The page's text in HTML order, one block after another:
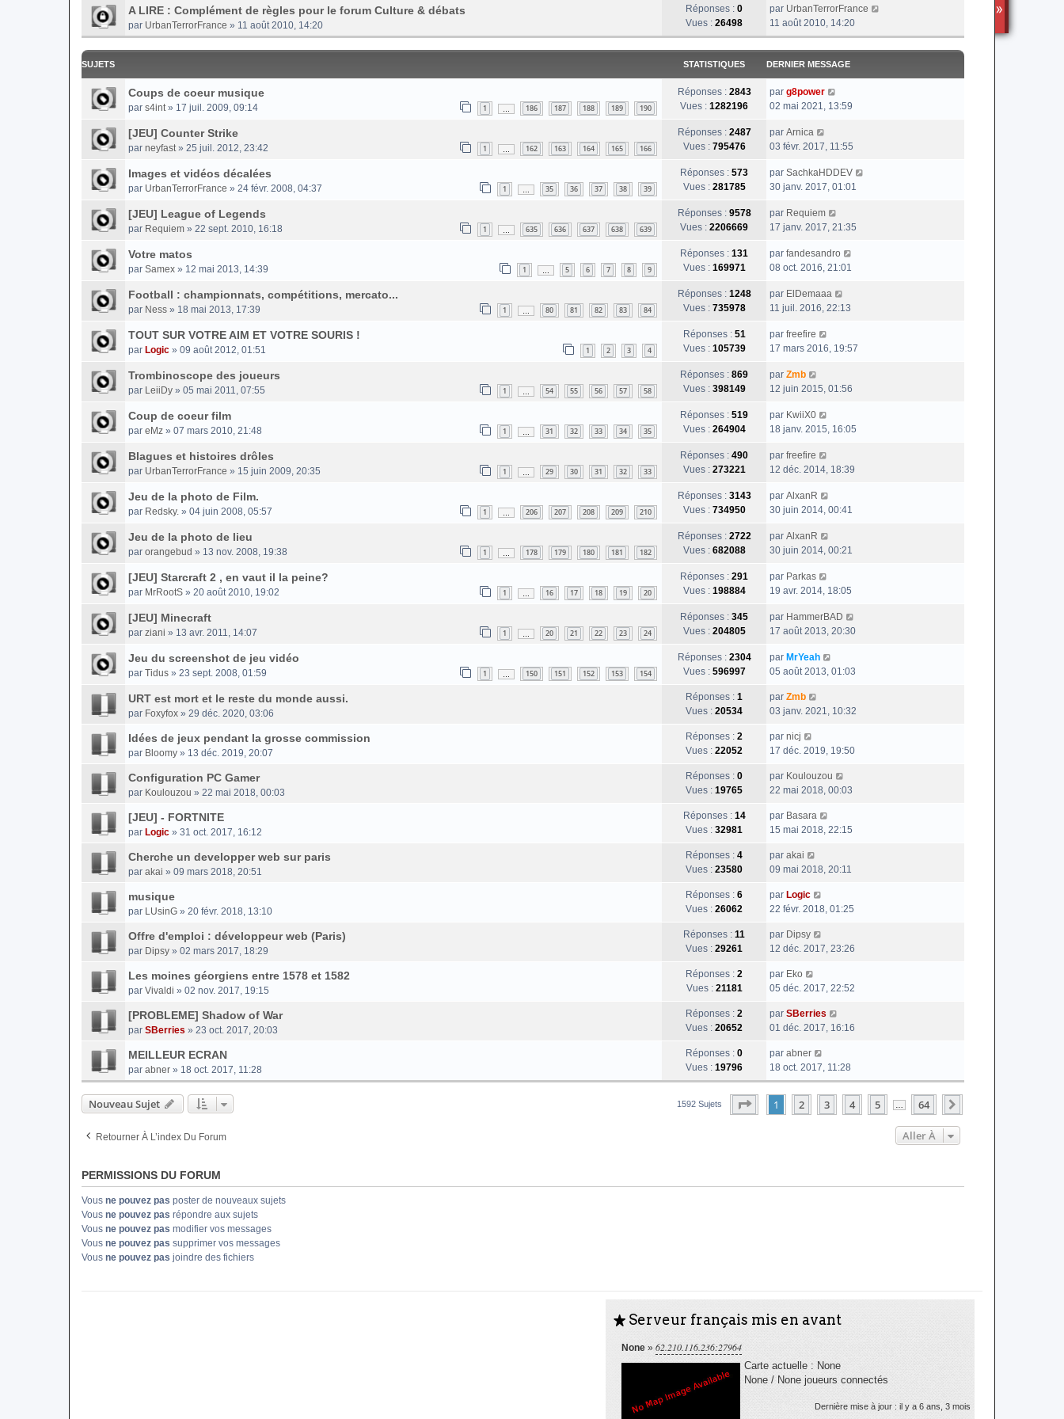
A LIRE : Complément de règles pour le forum Culture & débats
par UrbanTerrorFrance » 11 août 2010, 14:20
Réponses : 0
Vues : 26498
par UrbanTerrorFrance
11 août 2010, 14:20
SUJETS STATISTIQUES DERNIER MESSAGE
Coups de coeur musique
par s4int» 17 juil. 2009, 09:14 1 186 187 188 189 190
Réponses : 2843
Vues : 1282196
par g8power
02 mai 2021, 13:59
[JEU] Counter Strike
par neyfast» 25 juil. 2012, 23:42 1 162 163 164 165 166
Réponses : 2487
Vues : 795476
par Arnica
03 févr. 2017, 11:55
Images et vidéos décalées
par UrbanTerrorFrance » 24 févr. 2008, 04:37 1 35 36 37 38 39
Réponses : 573
Vues : 281785
par SachkaHDDEV
30 janv. 2017, 01:01
[JEU] League of Legends
par Requiem » 22 sept. 2010, 16:18 1 635 636 637 638 639
Réponses : 9578
Vues : 2206669
par Requiem
17 janv. 2017, 21:35
Votre matos
par Samex » 12 mai 2013, 14:39 1 5 6 7 8 9
Réponses : 131
Vues : 169971
par fandesandro
08 oct. 2016, 21:01
Football : championnats, compétitions, mercato...
par Ness » 18 mai 2013, 17:39 1 80 81 82 83 84
Réponses : 1248
Vues : 735978
par ElDemaaa
11 juil. 2016, 22:13
TOUT SUR VOTRE AIM ET VOTRE SOURIS !
par Logic » 09 août 2012, 01:51 1 2 3 4
Réponses : 51
Vues : 105739
par freefire
17 mars 2016, 19:57
Trombinoscope des joueurs
par LeiiDy » 05 mai 2011, 07:55 1 54 55 56 57 58
Réponses : 869
Vues : 398149
par Zmb
12 juin 2015, 01:56
Coup de coeur film
par eMz » 07 mars 2010, 21:48 1 31 32 33 34 35
Réponses : 519
Vues : 264904
par KwiiX0
18 janv. 2015, 16:05
Blagues et histoires drôles
par UrbanTerrorFrance » 15 juin 2009, 20:35 1 29 30 31 32 33
Réponses : 490
Vues : 273221
par freefire
12 déc. 2014, 18:39
Jeu de la photo de Film.
par Redsky. » 04 juin 2008, 05:57 1 206 207 208 209 210
Réponses : 3143
Vues : 734950
par AlxanR
30 juin 2014, 00:41
Jeu de la photo de lieu
par orangebud » 13 nov. 2008, 19:38 1 178 179 180 181 182
Réponses : 2722
Vues : 682088
par AlxanR
30 juin 2014, 00:21
[JEU] Starcraft 2 , en vaut il la peine?
par MrRootS » 20 août 2010, 19:02 1 16 17 18 19 20
Réponses : 291
Vues : 198884
par Parkas
19 avr. 2014, 18:05
[JEU] Minecraft
par ziani » 13 avr. 2011, 14:07 1 20 21 22 23 24
Réponses : 345
Vues : 204805
par HammerBAD
17 août 2013, 20:30
Jeu du screenshot de jeu vidéo
par Tidus » 23 sept. 2008, 01:59 1 150 151 152 153 154
Réponses : 2304
Vues : 596997
par MrYeah
05 août 2013, 01:03
URT est mort et le reste du monde aussi.
par Foxyfox » 29 déc. 2020, 03:06
Réponses : 1
Vues : 20534
par Zmb
03 janv. 2021, 10:32
Idées de jeux pendant la grosse commission
par Bloomy » 13 déc. 2019, 20:07
Réponses : 2
Vues : 22052
par nicj
17 déc. 2019, 19:50
Configuration PC Gamer
par Koulouzou » 22 mai 2018, 00:03
Réponses : 0
Vues : 19765
par Koulouzou
22 mai 2018, 00:03
[JEU] - FORTNITE
par Logic » 31 oct. 2017, 16:12
Réponses : 14
Vues : 32981
par Basara
15 mai 2018, 22:15
Cherche un developper web sur paris
par akai » 09 mars 2018, 20:51
Réponses : 4
Vues : 23580
par akai
09 mai 2018, 20:11
musique
par LUsinG » 20 févr. 2018, 13:10
Réponses : 6
Vues : 26062
par Logic
22 févr. 2018, 01:25
Offre d'emploi : développeur web (Paris)
par Dipsy » 02 mars 2017, 18:29
Réponses : 11
Vues : 29261
par Dipsy
12 déc. 2017, 23:26
Les moines géorgiens entre 1578 et 1582
par Vivaldi » 02 nov. 2017, 19:15
Réponses : 2
Vues : 21181
par Eko
05 déc. 2017, 22:52
[PROBLEME] Shadow of War
par SBerries » 23 oct. 2017, 20:03
Réponses : 2
Vues : 20652
par SBerries
01 déc. 2017, 16:16
MEILLEUR ECRAN
par abner » 18 oct. 2017, 11:28
Réponses : 0
Vues : 19796
par abner
18 oct. 2017, 11:28
Nouveau Sujet 1592 Sujets Page Sur
1 2 3 4 5 64
Retourner À L’index Du Forum Aller À
PERMISSIONS DU FORUM
Vous ne pouvez pas poster de nouveaux sujets
Vous ne pouvez pas répondre aux sujets
Vous ne pouvez pas modifier vos messages
Vous ne pouvez pas supprimer vos messages
Vous ne pouvez pas joindre des fichiers
S Serveur français mis en avant
None » 62.210.116.236:27964
Carte actuelle : None
None / None joueurs connectés
Dernière mise à jour : il y a 6 ans, 3 mois